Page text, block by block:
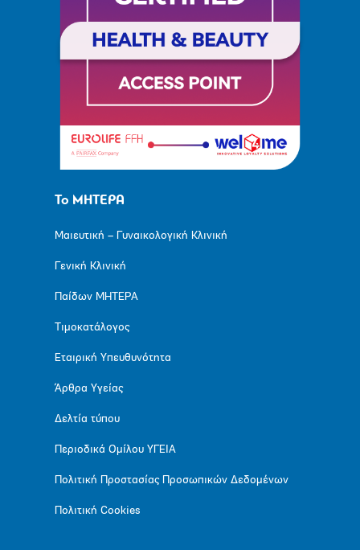
Το ΜΗΤΕΡΑ
Μαιευτική – Γυναικολογική Κλινική
Γενική Κλινική
Παίδων ΜΗΤΕΡΑ
Τιμοκατάλογος
Εταιρική Υπευθυνότητα
Άρθρα Υγείας
Δελτία τύπου
Περιοδικά Ομίλου ΥΓΕΙΑ
Πολιτική Προστασίας Προσωπικών Δεδομένων
Πολιτική Cookies